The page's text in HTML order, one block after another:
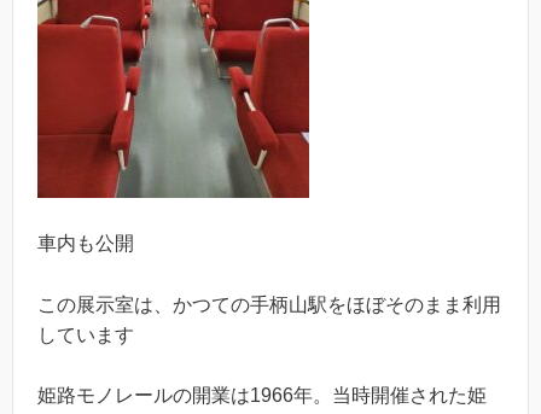
車内も公開
この展示室は、かつての手柄山駅をほぼそのまま利用
しています
姫路モノレールの開業は1966年。当時開催された姫